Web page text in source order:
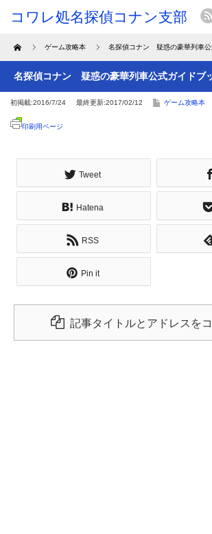
Home ゲーム攻略本 名探偵コナン 疑惑の豪華列車公
名探偵コナン 疑惑の豪華列車公式ガイドブ
初掲載:2016/7/24 最終更新:2017/02/12 ゲーム攻略本
印刷用ページ
Tweet
Hatena
RSS
Pin it
記事タイトルとアドレスを